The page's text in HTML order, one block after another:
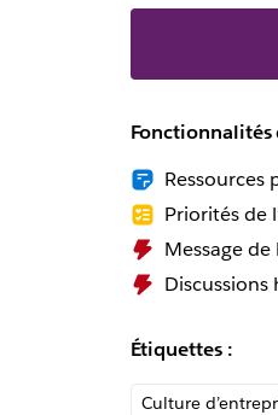
Fonctionnalités
Ressources
Priorités de
Message
Étiquettes :
Culture